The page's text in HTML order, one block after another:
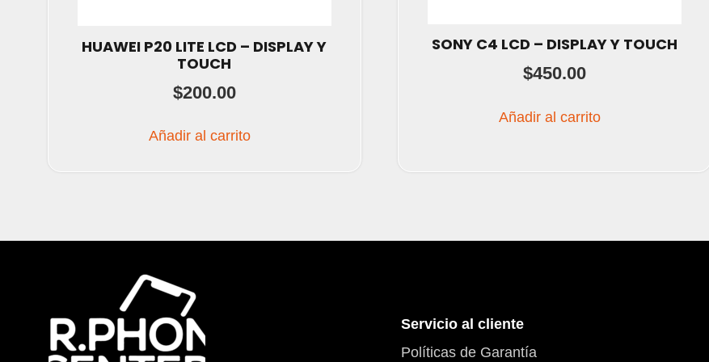
HUAWEI P20 LITE LCD – DISPLAY Y
TOUCH
$200.00
Añadir al carrito
SONY C4 LCD – DISPLAY Y TOUCH
$450.00
Añadir al carrito
Servicio al cliente
Políticas de Garantía